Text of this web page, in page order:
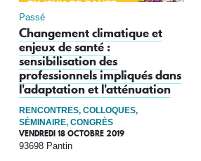
Passé
Changement climatique et
enjeux de santé :
sensibilisation des
professionnels impliqués dans
l'adaptation et l'atténuation
RENCONTRES, COLLOQUES,
SÉMINAIRE, CONGRÈS
VENDREDI 18 OCTOBRE 2019
93698 Pantin